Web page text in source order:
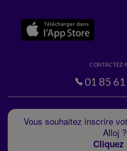
CONTACTEZ-
01 85
Vous souhaitez inscrire
Alloj ?
Cliquez